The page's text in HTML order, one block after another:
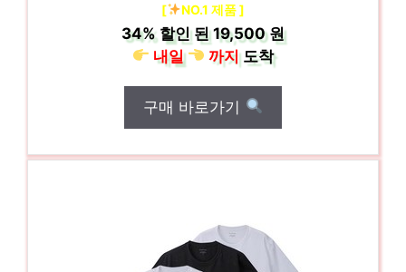
[ NO.1 제품 ]
34% 할인 된19,500 원
내일
까지도착
구매 바로가기